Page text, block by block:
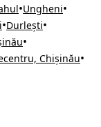
•Ungheni•
•Durlești•
•
Chișinău•